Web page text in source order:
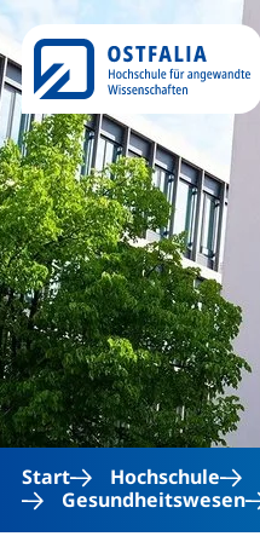
Start Hochschule
Gesundheitswesen